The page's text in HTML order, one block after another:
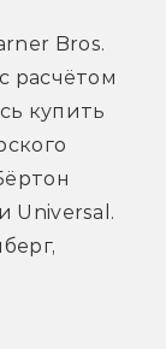
Bros.
расчётом
купить
Universal.